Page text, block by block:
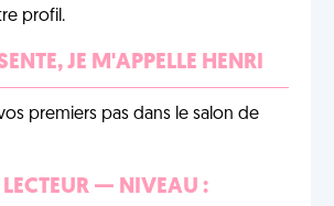
profil.
JE M'APPELLE HENRI
premiers pas dans le salon de
LECTEUR — NIVEAU :